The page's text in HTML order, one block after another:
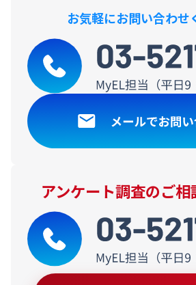
お気軽にお問い合わせ
アンケート調査のご相